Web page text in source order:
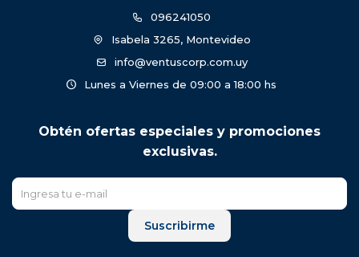
096241050
Isabela 3265, Montevideo
info@ventuscorp.com.uy
Lunes a Viernes de 09:00 a 18:00 hs
Obtén ofertas especiales y promociones
exclusivas.
Suscribirme